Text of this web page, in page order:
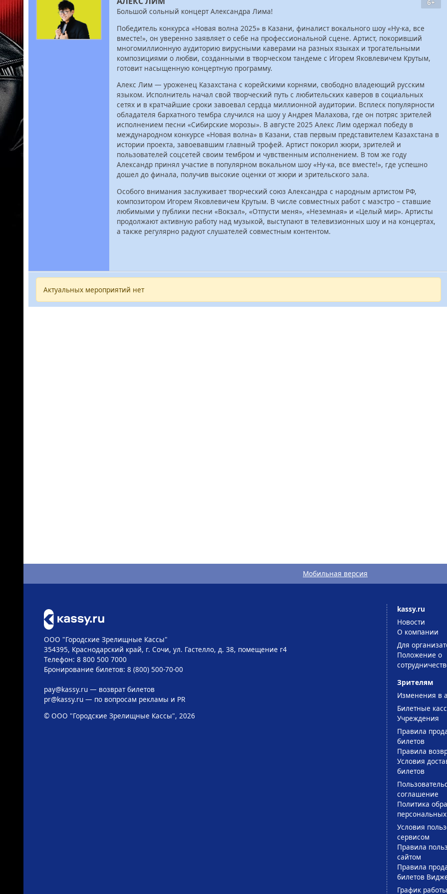
6+
Большой сольный концерт Александра Лима!
Победитель конкурса «Новая волна 2025» в Казани, финалист вокального шоу «Ну-ка, все
вместе!», он уверенно заявляет о себе на профессиональной сцене. Артист, покоривший
многомиллионную аудиторию вирусными каверами на разных языках и трогательными
композициями о любви, созданными в творческом тандеме с Игорем Яковлевичем Крутым,
готовит насыщенную концертную программу.
Алекс Лим — уроженец Казахстана с корейскими корнями, свободно владеющий русским
языком. Исполнитель начал свой творческий путь с любительских каверов в социальных
сетях и в кратчайшие сроки завоевал сердца миллионной аудитории. Всплеск популярности
обладателя бархатного тембра случился на шоу у Андрея Малахова, где он потряс зрителей
исполнением песни «Сибирские морозы». В августе 2025 Алекс Лим одержал победу в
международном конкурсе «Новая волна» в Казани, став первым представителем Казахстана в
истории проекта, завоевавшим главный трофей. Артист покорил жюри, зрителей и
пользователей соцсетей своим тембром и чувственным исполнением. В том же году
Александр принял участие в популярном вокальном шоу «Ну-ка, все вместе!», где успешно
дошел до финала, получив высокие оценки от жюри и зрительского зала.
Особого внимания заслуживает творческий союз Александра с народным артистом РФ,
композитором Игорем Яковлевичем Крутым. В числе совместных работ с маэстро – ставшие
любимыми у публики песни «Вокзал», «Отпусти меня», «Неземная» и «Целый мир». Артисты
продолжают активную работу над музыкой, выступают в телевизионных шоу и на концертах,
а также регулярно радуют слушателей совместным контентом.
Актуальных мероприятий нет
Мобильная версия
ООО "Городские Зрелищные Кассы"
354395, Краснодарский край, г. Сочи, ул. Гастелло, д. 38, помещение г4
Телефон: 8 800 500 7000
Бронирование билетов: 8 (800) 500-70-00
pay@kassy.ru— возврат билетов
pr@kassy.ru— по вопросам рекламы и PR
© ООО "Городские Зрелищные Кассы", 2026
kassy.ru
Новости
О компании
Для
Положение о
Зрителям
Изменения в
Билетные
Учреждения
Правила
билетов
Правила
Условия
билетов
соглашение
Политика
Условия
сервисом
Правила
сайтом
Правила
билетов
График